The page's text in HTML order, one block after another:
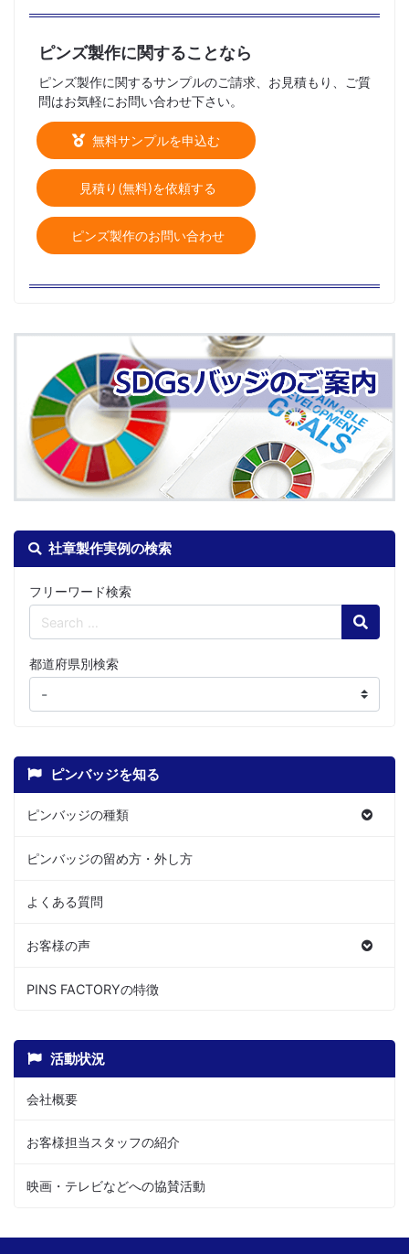
社章製作実例の検索
フリーワード検索
Search
都道府県別検索
ピンバッジを知る
ピンバッジの種類
ピンバッジの留め方・外し方
よくある質問
お客様の声
PINS FACTORYの特徴
活動状況
会社概要
お客様担当スタッフの紹介
映画・テレビなどへの協賛活動
ピンズ製作に関することなら
ピンズ製作に関するサンプルのご請求、お見積もり、ご質
問はお気軽にお問い合わせ下さい。
無料サンプルを申込む
見積り(無料)を依頼する
ピンズ製作のお問い合わせ